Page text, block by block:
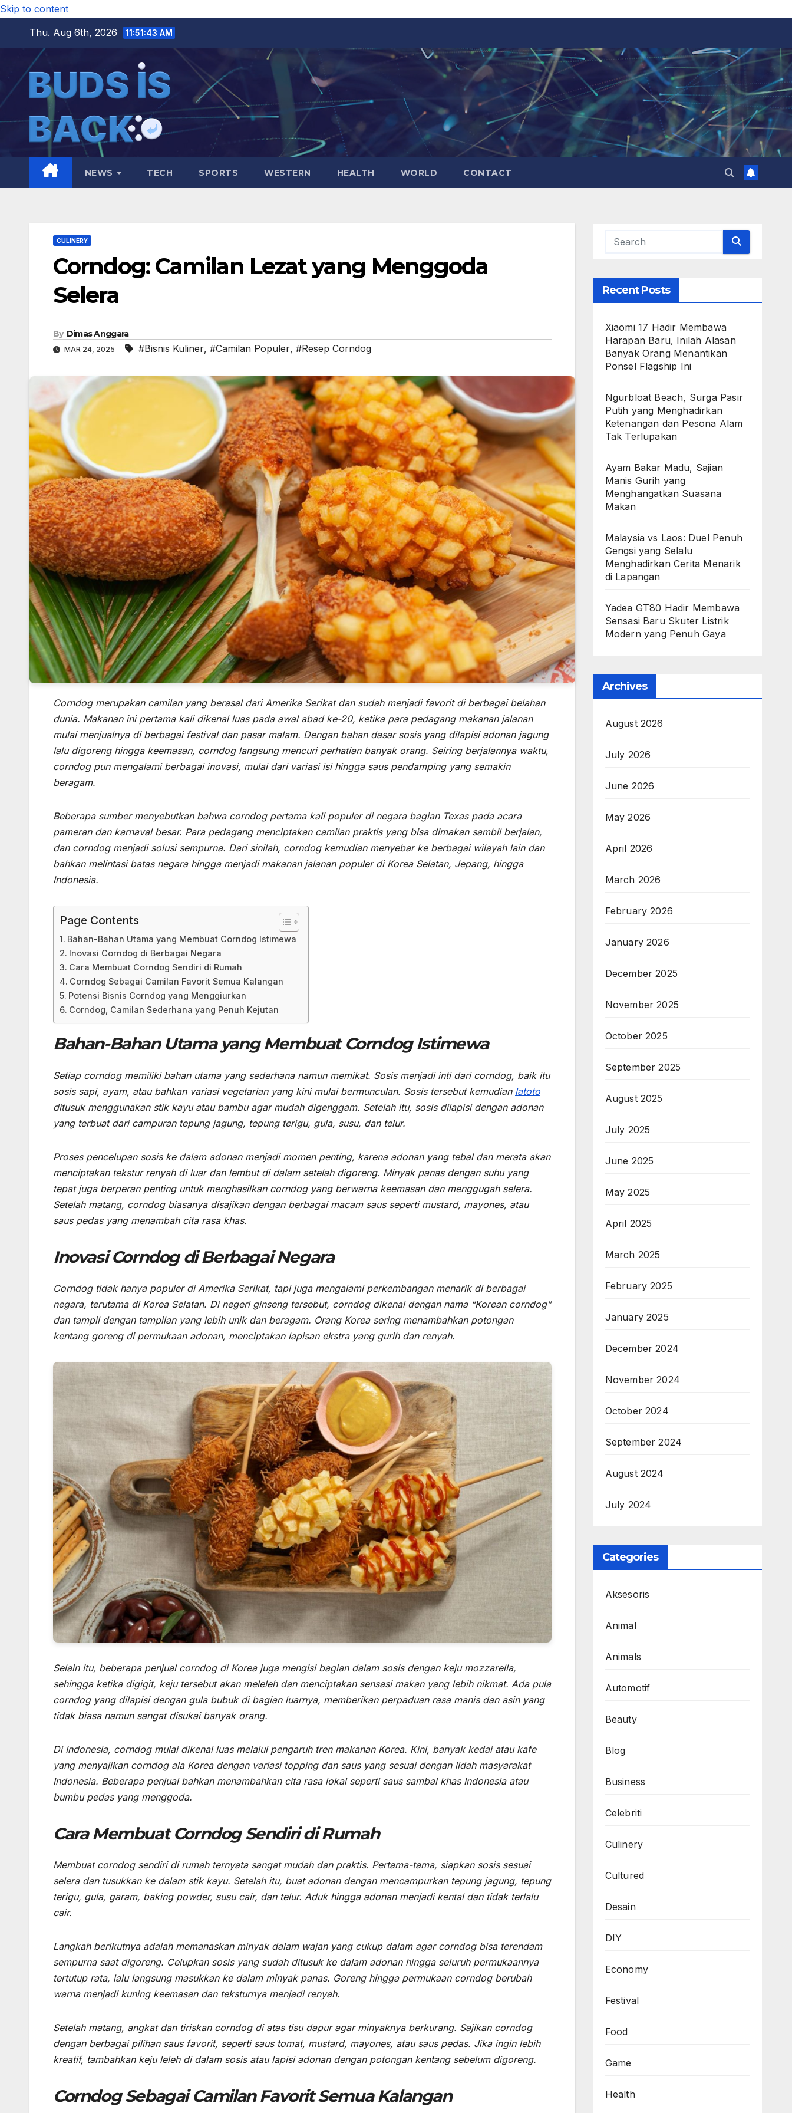
Skip to content
Thu. Aug 6th, 2026
11:51:45 AM
NEWS TECH SPORTS WESTERN HEALTH WORLD CONTACT
CULINERY
Corndog: Camilan Lezat yang Menggoda
Selera
By Dimas Anggara
MAR 24, 2025 #Bisnis Kuliner, #Camilan Populer, #Resep Corndog
Corndog merupakan camilan yang berasal dari Amerika Serikat dan sudah menjadi favorit di berbagai belahan
dunia. Makanan ini pertama kali dikenal luas pada awal abad ke-20, ketika para pedagang makanan jalanan
mulai menjualnya di berbagai festival dan pasar malam. Dengan bahan dasar sosis yang dilapisi adonan jagung
lalu digoreng hingga keemasan, corndog langsung mencuri perhatian banyak orang. Seiring berjalannya waktu,
corndog pun mengalami berbagai inovasi, mulai dari variasi isi hingga saus pendamping yang semakin
beragam.
Beberapa sumber menyebutkan bahwa corndog pertama kali populer di negara bagian Texas pada acara
pameran dan karnaval besar. Para pedagang menciptakan camilan praktis yang bisa dimakan sambil berjalan,
dan corndog menjadi solusi sempurna. Dari sinilah, corndog kemudian menyebar ke berbagai wilayah lain dan
bahkan melintasi batas negara hingga menjadi makanan jalanan populer di Korea Selatan, Jepang, hingga
Indonesia.
Page Contents
Bahan-Bahan Utama yang Membuat Corndog Istimewa
Inovasi Corndog di Berbagai Negara
Cara Membuat Corndog Sendiri di Rumah
Corndog Sebagai Camilan Favorit Semua Kalangan
Potensi Bisnis Corndog yang Menggiurkan
Corndog, Camilan Sederhana yang Penuh Kejutan
Bahan-Bahan Utama yang Membuat Corndog Istimewa
Setiap corndog memiliki bahan utama yang sederhana namun memikat. Sosis menjadi inti dari corndog, baik itu
sosis sapi, ayam, atau bahkan variasi vegetarian yang kini mulai bermunculan. Sosis tersebut kemudian latoto
ditusuk menggunakan stik kayu atau bambu agar mudah digenggam. Setelah itu, sosis dilapisi dengan adonan
yang terbuat dari campuran tepung jagung, tepung terigu, gula, susu, dan telur.
Proses pencelupan sosis ke dalam adonan menjadi momen penting, karena adonan yang tebal dan merata akan
menciptakan tekstur renyah di luar dan lembut di dalam setelah digoreng. Minyak panas dengan suhu yang
tepat juga berperan penting untuk menghasilkan corndog yang berwarna keemasan dan menggugah selera.
Setelah matang, corndog biasanya disajikan dengan berbagai macam saus seperti mustard, mayones, atau
saus pedas yang menambah cita rasa khas.
Inovasi Corndog di Berbagai Negara
Corndog tidak hanya populer di Amerika Serikat, tapi juga mengalami perkembangan menarik di berbagai
negara, terutama di Korea Selatan. Di negeri ginseng tersebut, corndog dikenal dengan nama “Korean corndog”
dan tampil dengan tampilan yang lebih unik dan beragam. Orang Korea sering menambahkan potongan
kentang goreng di permukaan adonan, menciptakan lapisan ekstra yang gurih dan renyah.
Selain itu, beberapa penjual corndog di Korea juga mengisi bagian dalam sosis dengan keju mozzarella,
sehingga ketika digigit, keju tersebut akan meleleh dan menciptakan sensasi makan yang lebih nikmat. Ada pula
corndog yang dilapisi dengan gula bubuk di bagian luarnya, memberikan perpaduan rasa manis dan asin yang
tidak biasa namun sangat disukai banyak orang.
Di Indonesia, corndog mulai dikenal luas melalui pengaruh tren makanan Korea. Kini, banyak kedai atau kafe
yang menyajikan corndog ala Korea dengan variasi topping dan saus yang sesuai dengan lidah masyarakat
Indonesia. Beberapa penjual bahkan menambahkan cita rasa lokal seperti saus sambal khas Indonesia atau
bumbu pedas yang menggoda.
Cara Membuat Corndog Sendiri di Rumah
Membuat corndog sendiri di rumah ternyata sangat mudah dan praktis. Pertama-tama, siapkan sosis sesuai
selera dan tusukkan ke dalam stik kayu. Setelah itu, buat adonan dengan mencampurkan tepung jagung, tepung
terigu, gula, garam, baking powder, susu cair, dan telur. Aduk hingga adonan menjadi kental dan tidak terlalu
cair.
Langkah berikutnya adalah memanaskan minyak dalam wajan yang cukup dalam agar corndog bisa terendam
sempurna saat digoreng. Celupkan sosis yang sudah ditusuk ke dalam adonan hingga seluruh permukaannya
tertutup rata, lalu langsung masukkan ke dalam minyak panas. Goreng hingga permukaan corndog berubah
warna menjadi kuning keemasan dan teksturnya menjadi renyah.
Setelah matang, angkat dan tiriskan corndog di atas tisu dapur agar minyaknya berkurang. Sajikan corndog
dengan berbagai pilihan saus favorit, seperti saus tomat, mustard, mayones, atau saus pedas. Jika ingin lebih
kreatif, tambahkan keju leleh di dalam sosis atau lapisi adonan dengan potongan kentang sebelum digoreng.
Corndog Sebagai Camilan Favorit Semua Kalangan
Recent Posts
Xiaomi 17 Hadir Membawa
Harapan Baru, Inilah Alasan
Banyak Orang Menantikan
Ponsel Flagship Ini
Ngurbloat Beach, Surga Pasir
Putih yang Menghadirkan
Ketenangan dan Pesona Alam
Tak Terlupakan
Ayam Bakar Madu, Sajian
Manis Gurih yang
Menghangatkan Suasana
Makan
Malaysia vs Laos: Duel Penuh
Gengsi yang Selalu
Menghadirkan Cerita Menarik
di Lapangan
Yadea GT80 Hadir Membawa
Sensasi Baru Skuter Listrik
Modern yang Penuh Gaya
Archives
August 2026
July 2026
June 2026
May 2026
April 2026
March 2026
February 2026
January 2026
December 2025
November 2025
October 2025
September 2025
August 2025
July 2025
June 2025
May 2025
April 2025
March 2025
February 2025
January 2025
December 2024
November 2024
October 2024
September 2024
August 2024
July 2024
Categories
Aksesoris
Animal
Animals
Automotif
Beauty
Blog
Business
Celebriti
Culinery
Cultured
Desain
DIY
Economy
Festival
Food
Game
Health